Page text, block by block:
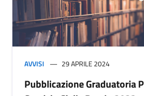
AVVISI 29 APRILE 2024
Pubblicazione Graduatoria